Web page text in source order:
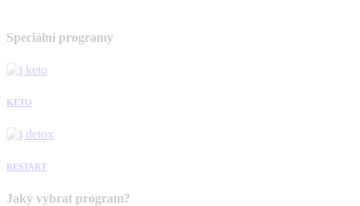
Speciální programy
KETO
RESTART
Jaký vybrat program?